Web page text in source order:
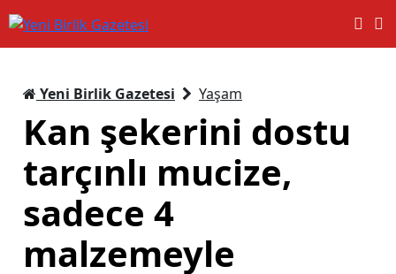
Yeni Birlik Gazetesi Yaşam
Kan şekerini dostu
tarçınlı mucize,
sadece 4
malzemeyle